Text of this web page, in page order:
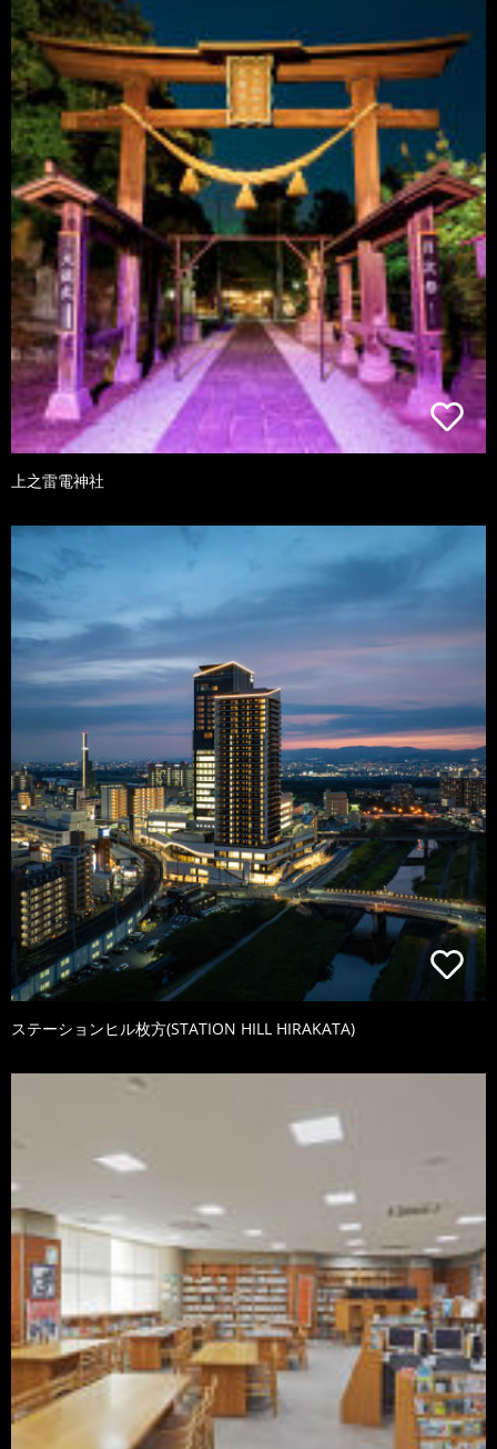
上之雷電神社
ステーションヒル枚方(STATION HILL HIRAKATA)